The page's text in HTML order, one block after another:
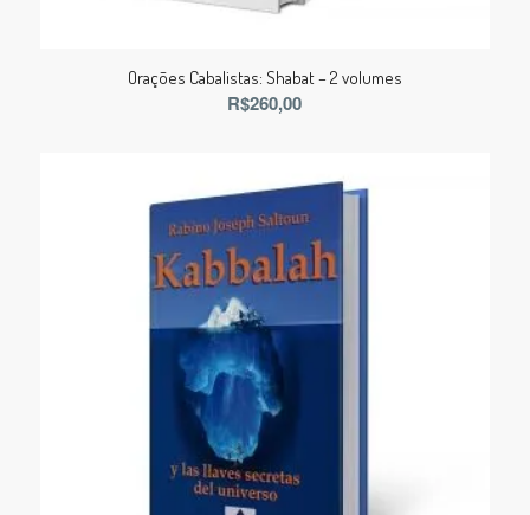
Orações Cabalistas: Shabat – 2 volumes
R$260,00